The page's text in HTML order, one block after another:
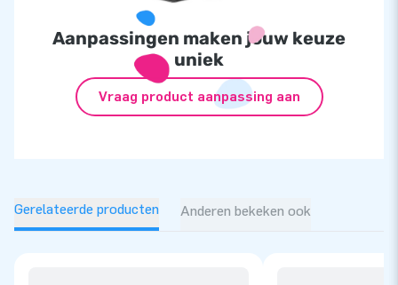
Aanpassingen maken jouw keuze
uniek
Vraag product aanpassing aan
Gerelateerde producten Anderen bekeken ook